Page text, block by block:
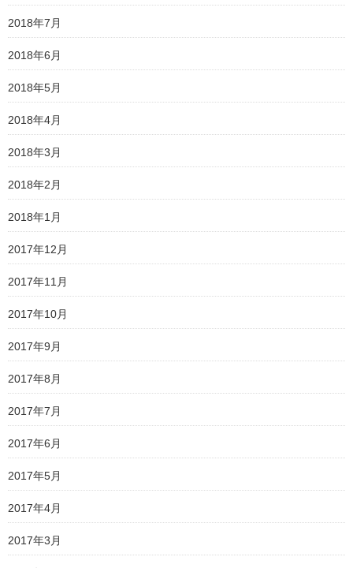
2018年7月
2018年6月
2018年5月
2018年4月
2018年3月
2018年2月
2018年1月
2017年12月
2017年11月
2017年10月
2017年9月
2017年8月
2017年7月
2017年6月
2017年5月
2017年4月
2017年3月